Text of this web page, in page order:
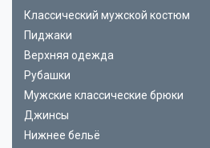
Классический мужской костюм
Пиджаки
Верхняя одежда
Рубашки
Мужские классические брюки
Джинсы
Нижнее бельё